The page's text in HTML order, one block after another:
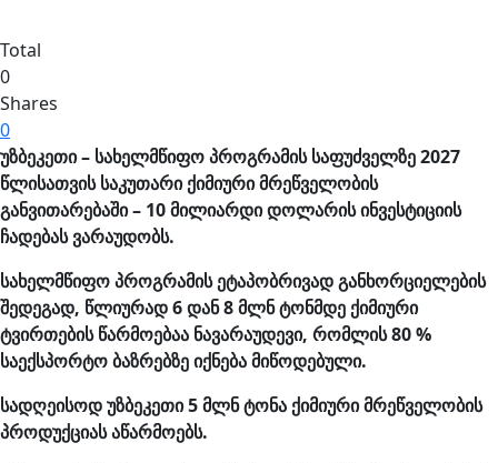
Total
0
Shares
0
უზბეკეთი – სახელმწიფო პროგრამის საფუძველზე 2027
წლისათვის საკუთარი ქიმიური მრეწველობის
განვითარებაში – 10 მილიარდი დოლარის ინვესტიციის
ჩადებას ვარაუდობს.
სახელმწიფო პროგრამის ეტაპობრივად განხორციელების
შედეგად, წლიურად 6 დან 8 მლნ ტონმდე ქიმიური
ტვირთების წარმოებაა ნავარაუდევი, რომლის 80 %
საექსპორტო ბაზრებზე იქნება მიწოდებული.
სადღეისოდ უზბეკეთი 5 მლნ ტონა ქიმიური მრეწველობის
პროდუქციას აწარმოებს.